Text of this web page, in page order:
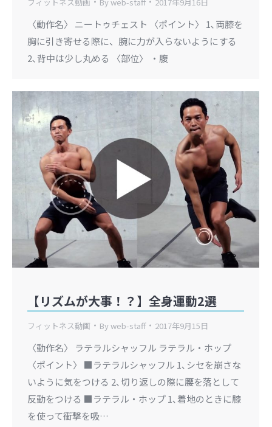
〈動作名〉 ニートゥチェスト 〈ポイント〉 1､両膝を
胸に引き寄せる際に、腕に力が入らないようにする
2､背中は少し丸める 〈部位〉 ・腹
【リズムが大事！？】全身運動2選
フィットネス動画 Byweb-staff 2017年9月15日
〈動作名〉 ラテラルシャッフル ラテラル・ホップ
〈ポイント〉 ■ラテラルシャッフル 1､シセを崩さな
いように気をつける 2､切り返しの際に腰を落として
反動をつける ■ラテラル・ホップ 1､着地のときに膝
を使って衝撃を吸…